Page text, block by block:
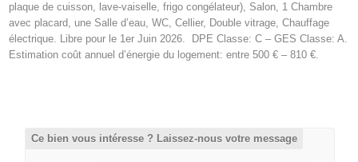
plaque de cuisson, lave-vaiselle, frigo congélateur), Salon, 1 Chambre
avec placard, une Salle d’eau, WC, Cellier, Double vitrage, Chauffage
électrique. Libre pour le 1er Juin 2026. DPE Classe: C – GES Classe: A.
Estimation coût annuel d’énergie du logement: entre 500 € – 810 €.
Ce bien vous intéresse ? Laissez-nous votre message